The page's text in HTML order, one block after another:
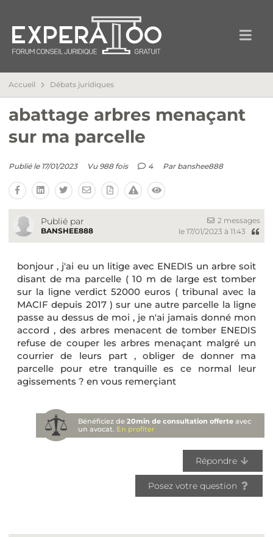
Accueil Débats juridiques
abattage arbres menaçant
sur ma parcelle
Publié le 17/01/2023 Vu 988 fois 4 Par banshee888
Publié par
BANSHEE888
2 messages
le 17/01/2023 à 11:43
bonjour , j'ai eu un litige avec ENEDIS un arbre soit
disant de ma parcelle ( 10 m de large est tomber
sur la ligne verdict 52000 euros ( tribunal avec la
MACIF depuis 2017 ) sur une autre parcelle la ligne
passe au dessus de moi , je n'ai jamais donné mon
accord , des arbres menacent de tomber ENEDIS
refuse de couper les arbres menaçant malgré un
courrier de leurs part , obliger de donner ma
parcelle pour etre tranquille es ce normal leur
agissements ? en vous remerçiant
Bénéficiez de20min de consultation offerte avec
un avocat. En profiter
Répondre
Posez votre question